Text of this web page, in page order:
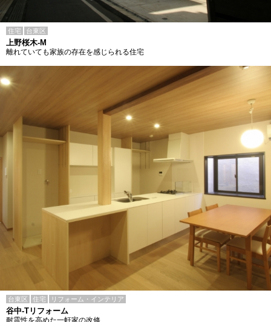
住宅 台東区
上野桜木-M
離れていても家族の存在を感じられる住宅
台東区 住宅 リフォーム・インテリア
谷中-Tリフォーム
耐震性を高めた一軒家の改修